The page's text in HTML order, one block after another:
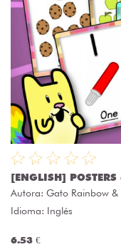
[ENGLISH]
Autora: Gato Rainbow
Idioma: Inglés
6.53 €